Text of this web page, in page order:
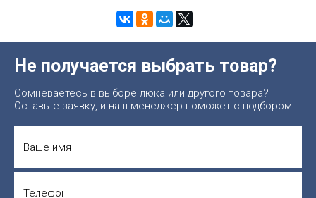
Не получается выбрать товар?
Сомневаетесь в выборе люка или другого товара?
Оставьте заявку, и наш менеджер поможет с подбором.